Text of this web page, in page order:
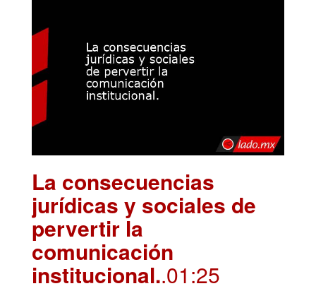
La consecuencias
jurídicas y sociales de
pervertir la
comunicación
institucional..01:25